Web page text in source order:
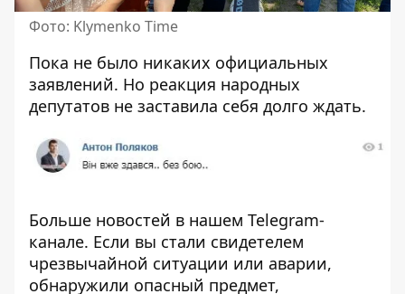
Фото: Klymenko Time
Пока не было никаких официальных
заявлений. Но реакция народных
депутатов не заставила себя долго ждать.
Больше новостей в нашем Telegram-
канале. Если вы стали свидетелем
чрезвычайной ситуации или аварии,
обнаружили опасный предмет,